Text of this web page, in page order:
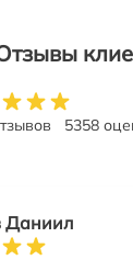
5358
Даниил